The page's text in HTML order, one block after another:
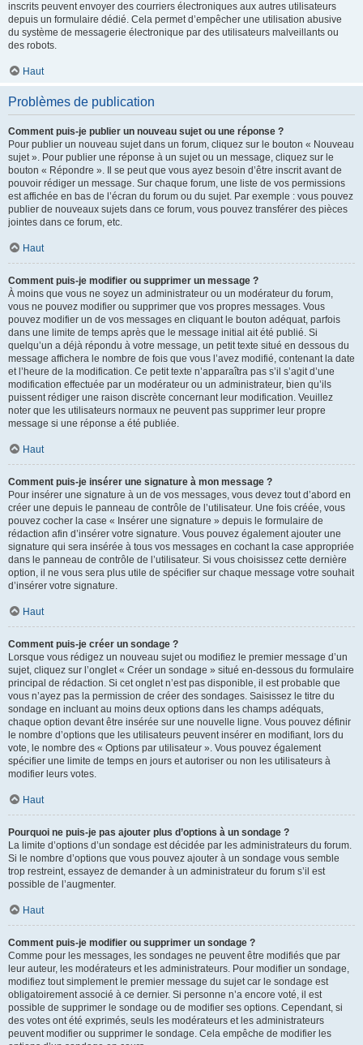
inscrits peuvent envoyer des courriers électroniques aux autres utilisateurs
depuis un formulaire dédié. Cela permet d’empêcher une utilisation abusive
du système de messagerie électronique par des utilisateurs malveillants ou
des robots.
Haut
Problèmes de publication
Comment puis-je publier un nouveau sujet ou une réponse ?
Pour publier un nouveau sujet dans un forum, cliquez sur le bouton « Nouveau
sujet ». Pour publier une réponse à un sujet ou un message, cliquez sur le
bouton « Répondre ». Il se peut que vous ayez besoin d’être inscrit avant de
pouvoir rédiger un message. Sur chaque forum, une liste de vos permissions
est affichée en bas de l’écran du forum ou du sujet. Par exemple : vous pouvez
publier de nouveaux sujets dans ce forum, vous pouvez transférer des pièces
jointes dans ce forum, etc.
Haut
Comment puis-je modifier ou supprimer un message ?
À moins que vous ne soyez un administrateur ou un modérateur du forum,
vous ne pouvez modifier ou supprimer que vos propres messages. Vous
pouvez modifier un de vos messages en cliquant le bouton adéquat, parfois
dans une limite de temps après que le message initial ait été publié. Si
quelqu’un a déjà répondu à votre message, un petit texte situé en dessous du
message affichera le nombre de fois que vous l’avez modifié, contenant la date
et l’heure de la modification. Ce petit texte n’apparaîtra pas s’il s’agit d’une
modification effectuée par un modérateur ou un administrateur, bien qu’ils
puissent rédiger une raison discrète concernant leur modification. Veuillez
noter que les utilisateurs normaux ne peuvent pas supprimer leur propre
message si une réponse a été publiée.
Haut
Comment puis-je insérer une signature à mon message ?
Pour insérer une signature à un de vos messages, vous devez tout d’abord en
créer une depuis le panneau de contrôle de l’utilisateur. Une fois créée, vous
pouvez cocher la case « Insérer une signature » depuis le formulaire de
rédaction afin d’insérer votre signature. Vous pouvez également ajouter une
signature qui sera insérée à tous vos messages en cochant la case appropriée
dans le panneau de contrôle de l’utilisateur. Si vous choisissez cette dernière
option, il ne vous sera plus utile de spécifier sur chaque message votre souhait
d’insérer votre signature.
Haut
Comment puis-je créer un sondage ?
Lorsque vous rédigez un nouveau sujet ou modifiez le premier message d’un
sujet, cliquez sur l’onglet « Créer un sondage » situé en-dessous du formulaire
principal de rédaction. Si cet onglet n’est pas disponible, il est probable que
vous n’ayez pas la permission de créer des sondages. Saisissez le titre du
sondage en incluant au moins deux options dans les champs adéquats,
chaque option devant être insérée sur une nouvelle ligne. Vous pouvez définir
le nombre d’options que les utilisateurs peuvent insérer en modifiant, lors du
vote, le nombre des « Options par utilisateur ». Vous pouvez également
spécifier une limite de temps en jours et autoriser ou non les utilisateurs à
modifier leurs votes.
Haut
Pourquoi ne puis-je pas ajouter plus d’options à un sondage ?
La limite d’options d’un sondage est décidée par les administrateurs du forum.
Si le nombre d’options que vous pouvez ajouter à un sondage vous semble
trop restreint, essayez de demander à un administrateur du forum s’il est
possible de l’augmenter.
Haut
Comment puis-je modifier ou supprimer un sondage ?
Comme pour les messages, les sondages ne peuvent être modifiés que par
leur auteur, les modérateurs et les administrateurs. Pour modifier un sondage,
modifiez tout simplement le premier message du sujet car le sondage est
obligatoirement associé à ce dernier. Si personne n’a encore voté, il est
possible de supprimer le sondage ou de modifier ses options. Cependant, si
des votes ont été exprimés, seuls les modérateurs et les administrateurs
peuvent modifier ou supprimer le sondage. Cela empêche de modifier les